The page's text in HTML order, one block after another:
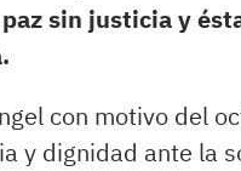
sin justicia y
con motivo del
y dignidad ante la